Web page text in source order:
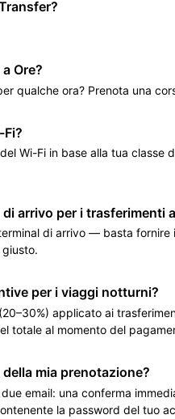
Ore?
qualche ora? Prenota una
Wi-Fi in base alla tua classe
arrivo per i trasferimenti
di arrivo — basta
per i viaggi notturni?
applicato ai
totale al momento del
mia prenotazione?
email: una conferma
la password del tuo